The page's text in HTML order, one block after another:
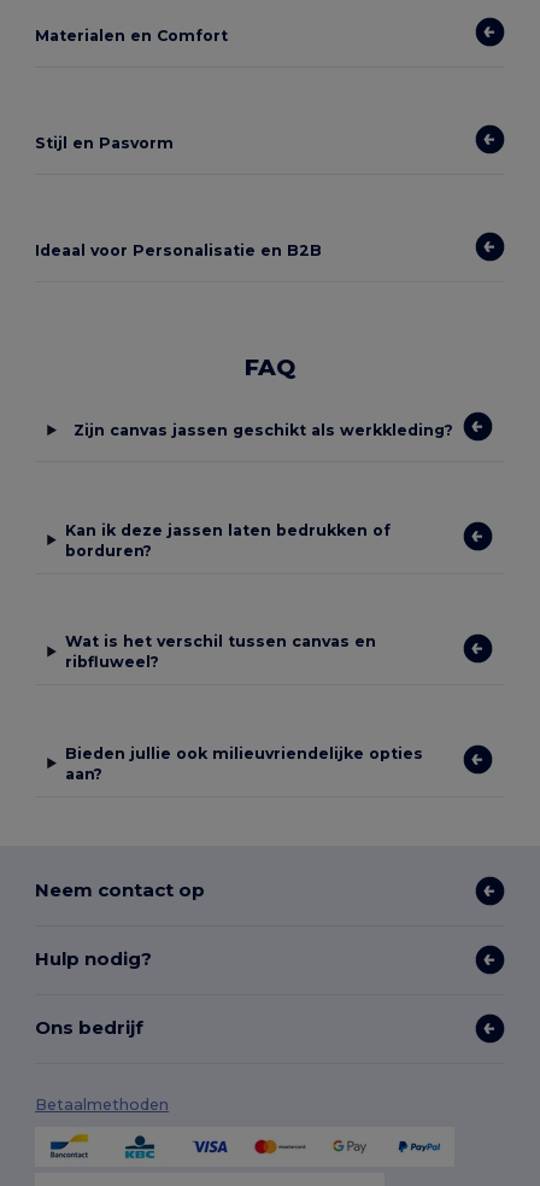
Materialen en Comfort
Stijl en Pasvorm
Ideaal voor Personalisatie en B2B
FAQ
Zijn canvas jassen geschikt als werkkleding?
Kan ik deze jassen laten bedrukken of
borduren?
Wat is het verschil tussen canvas en
ribfluweel?
Bieden jullie ook milieuvriendelijke opties
aan?
Neem contact op
Hulp nodig?
Ons bedrijf
Betaalmethoden